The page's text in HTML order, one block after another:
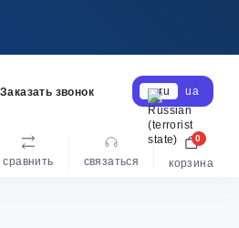
Заказать звонок ru ua
сравнить cвязаться корзина
0